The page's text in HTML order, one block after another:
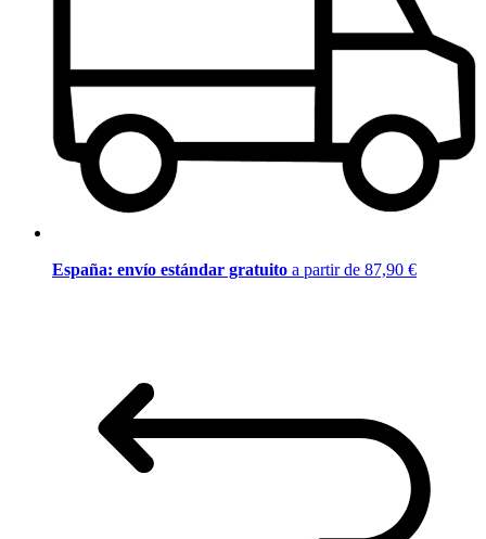
España: envío estándar gratuito a partir de 87,90 €